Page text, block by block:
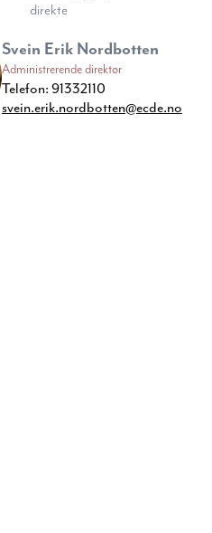
direkte
Svein Erik Nordbotten
Administrerende direktør
Telefon: 91332110
svein.erik.nordbotten@ecde.no